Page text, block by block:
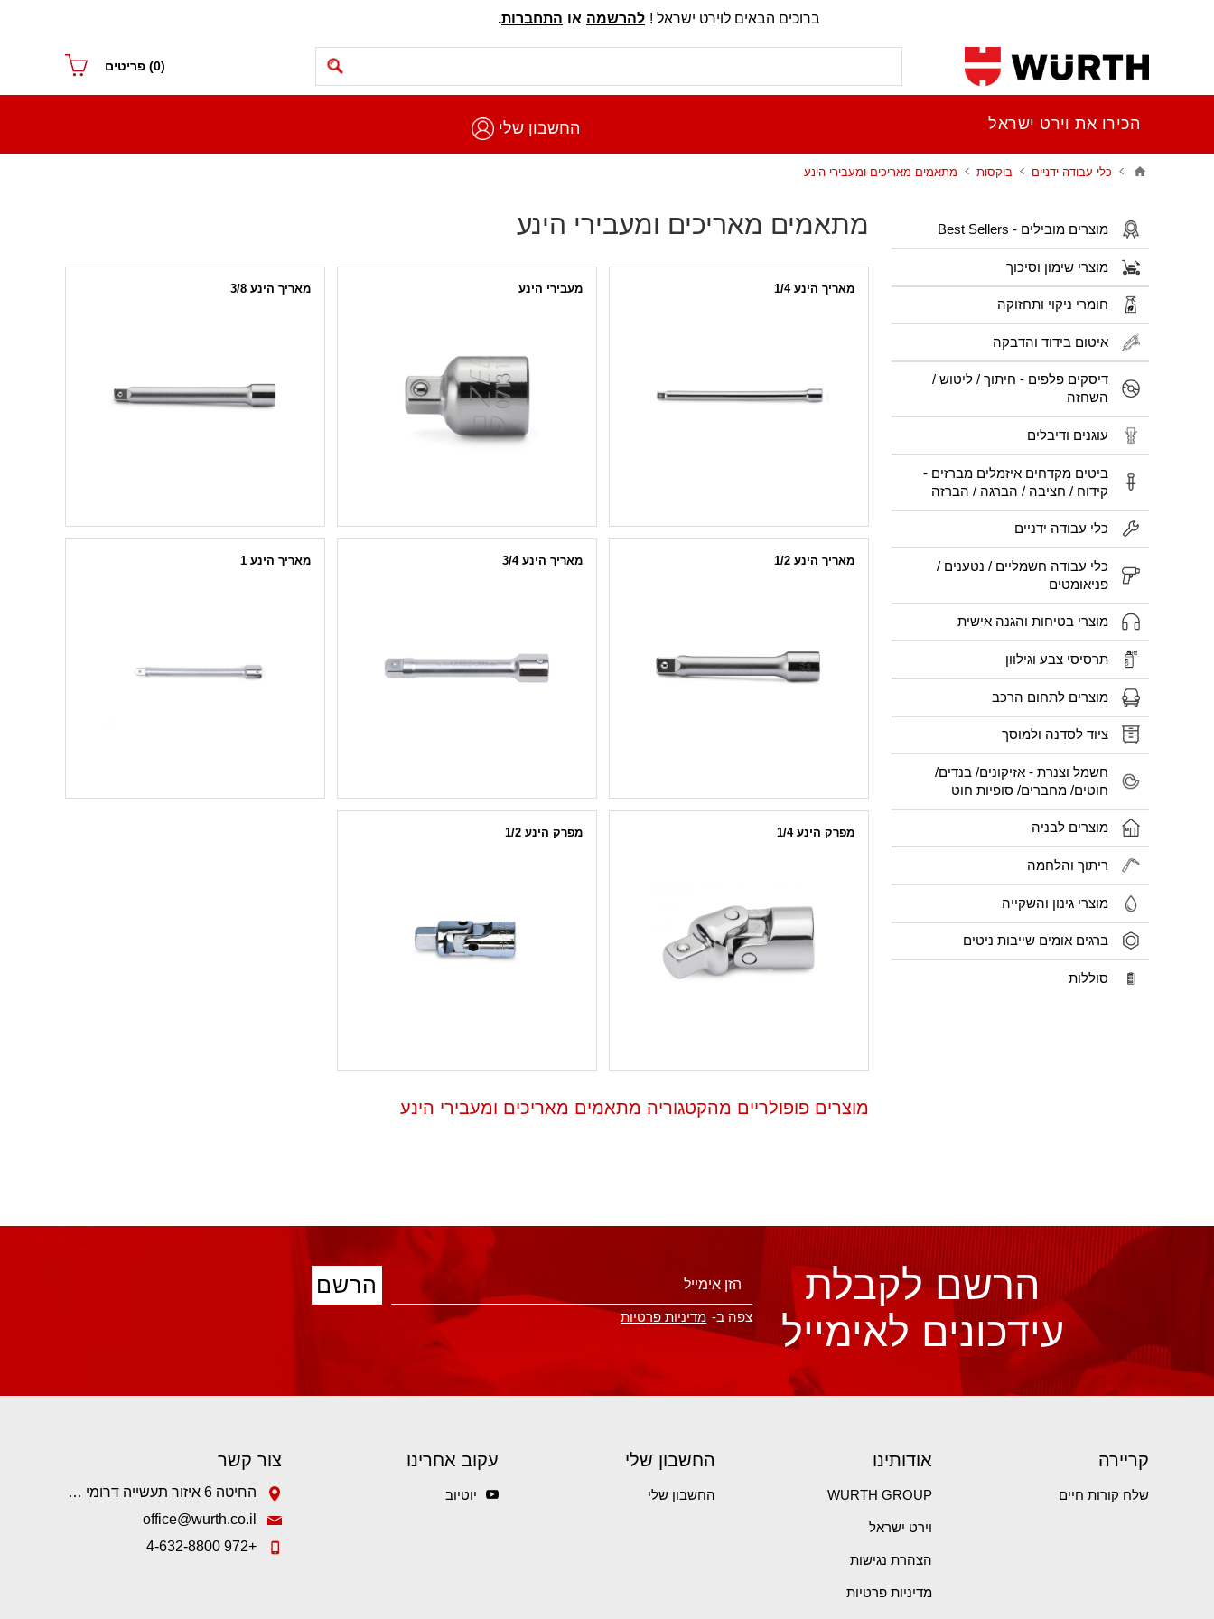
ברוכים הבאים לוירט ישראל ! להרשמה או התחברות.
(0) פריטים
מוצרים מובילים - Best Sellers
מוצרי שימון וסיכוך
חומרי ניקוי ותחזוקה
איטום בידוד והדבקה
דיסקים פלפים - חיתוך / ליטוש /
השחזה
עוגנים ודיבלים
ביטים מקדחים איזמלים מברזים -
קידוח / חציבה / הברגה / הברזה
כלי עבודה ידניים
כלי עבודה חשמליים / נטענים /
פניאומטים
מוצרי בטיחות והגנה אישית
תרסיסי צבע וגילוון
מוצרים לתחום הרכב
ציוד לסדנה ולמוסך
חשמל וצנרת - אזיקונים/ בנדים/
חוטים/ מחברים/ סופיות חוט
מוצרים לבניה
ריתוך והלחמה
מוצרי גינון והשקייה
ברגים אומים שייבות ניטים
סוללות
הכירו את וירט ישראל החשבון שלי
כלי עבודה ידניים בוקסות מתאמים מאריכים ומעבירי הינע
מתאמים מאריכים ומעבירי הינע
מאריך הינע 1/4 מעבירי הינע מאריך הינע 3/8
מאריך הינע 1/2 מאריך הינע 3/4 מאריך הינע 1
מפרק הינע 1/4 מפרק הינע 1/2
מוצרים פופולריים מהקטגוריה מתאמים מאריכים ומעבירי הינע
הרשם לקבלת
עידכונים לאימייל
צפה ב- מדיניות פרטיות
קריירה
שלח קורות חיים
אודותינו
WURTH GROUP
וירט ישראל
הצהרת נגישות
מדיניות פרטיות
החשבון שלי
החשבון שלי
עקוב אחרינו
יוטיוב
צור קשר
החיטה 6 איזור תעשייה דרומי קיסריה.
office@wurth.co.il
+972 4-632-8800